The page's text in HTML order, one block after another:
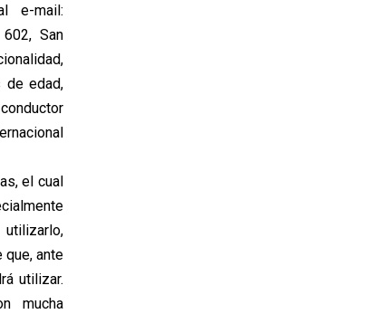
e-mail:
San
de edad,
el cual
que, ante
utilizar.
mucha